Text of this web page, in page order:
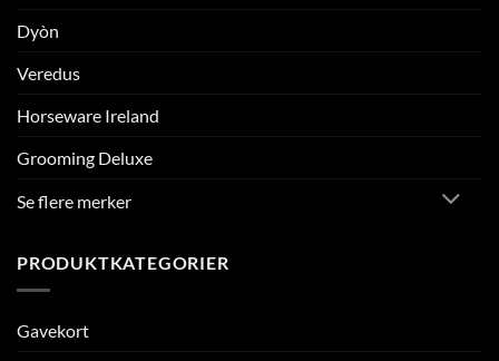
Dyòn
Veredus
Horseware Ireland
Grooming Deluxe
Se flere merker
PRODUKTKATEGORIER
Gavekort